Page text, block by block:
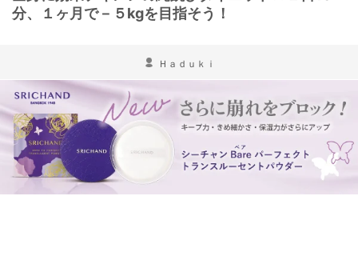
分、１ヶ月で－５kgを目指そう！
Ｈａｄｕｋｉ